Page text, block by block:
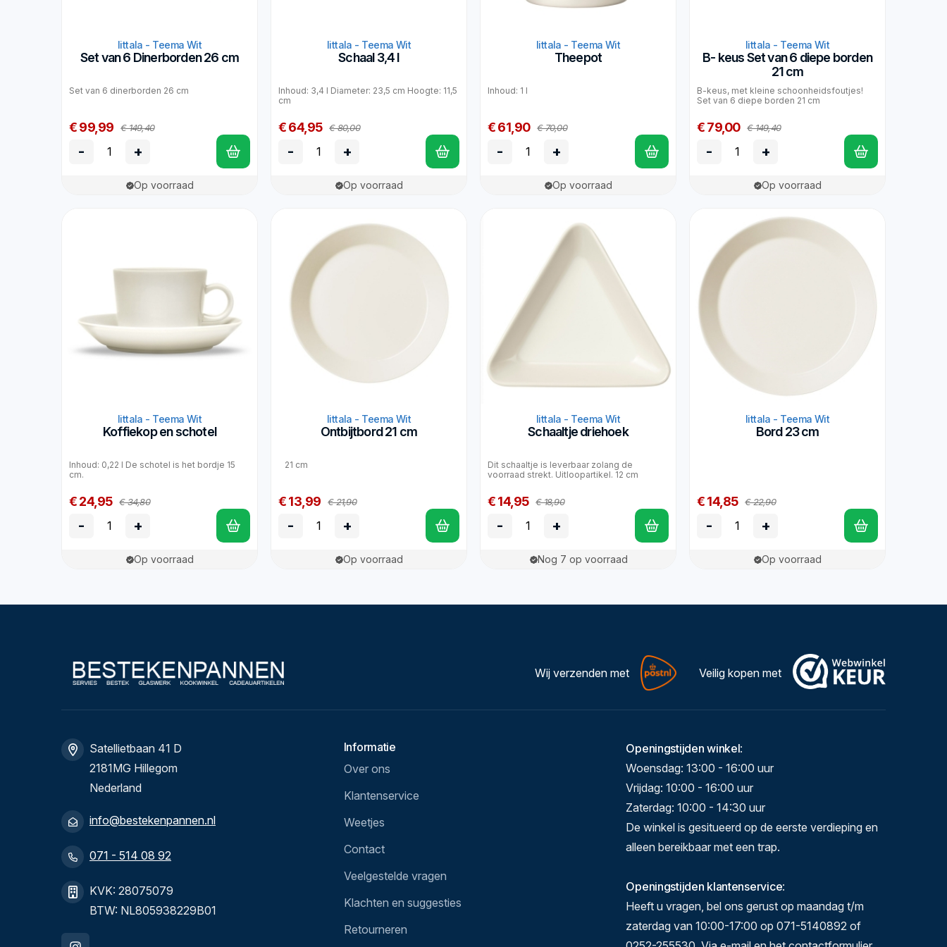
Iittala - Teema Wit
Set van 6 Dinerborden 26 cm
Set van 6 dinerborden 26 cm
€ 99,99 € 149,40
- +
Op voorraad
Iittala - Teema Wit
Schaal 3,4 l
Inhoud: 3,4 l Diameter: 23,5 cm Hoogte: 11,5
cm
€ 64,95 € 80,00
- +
Op voorraad
Iittala - Teema Wit
Theepot
Inhoud: 1 l
€ 61,90 € 70,00
- +
Op voorraad
Iittala - Teema Wit
B- keus Set van 6 diepe borden
21 cm
B-keus, met kleine schoonheidsfoutjes!
Set van 6 diepe borden 21 cm
€ 79,00 € 149,40
- +
Op voorraad
Iittala - Teema Wit
Koffiekop en schotel
Inhoud: 0,22 l De schotel is het bordje 15
cm.
€ 24,95 € 34,80
- +
Op voorraad
Iittala - Teema Wit
Ontbijtbord 21 cm
21 cm
€ 13,99 € 21,90
- +
Op voorraad
Iittala - Teema Wit
Schaaltje driehoek
Dit schaaltje is leverbaar zolang de
voorraad strekt. Uitloopartikel. 12 cm
€ 14,95 € 18,90
- +
Nog 7 op voorraad
Iittala - Teema Wit
Bord 23 cm
€ 14,85 € 22,90
- +
Op voorraad
Wij verzenden met Veilig kopen met
Satellietbaan 41 D
2181MG Hillegom
Nederland
info@bestekenpannen.nl
071 - 514 08 92
KVK: 28075079
BTW: NL805938229B01
Informatie
Over ons
Klantenservice
Weetjes
Contact
Veelgestelde vragen
Klachten en suggesties
Retourneren
Openingstijden winkel:
Woensdag: 13:00 - 16:00 uur
Vrijdag: 10:00 - 16:00 uur
Zaterdag: 10:00 - 14:30 uur
De winkel is gesitueerd op de eerste verdieping en
alleen bereikbaar met een trap.
Openingstijden klantenservice:
Heeft u vragen, bel ons gerust op maandag t/m
zaterdag van 10:00-17:00 op 071-5140892 of